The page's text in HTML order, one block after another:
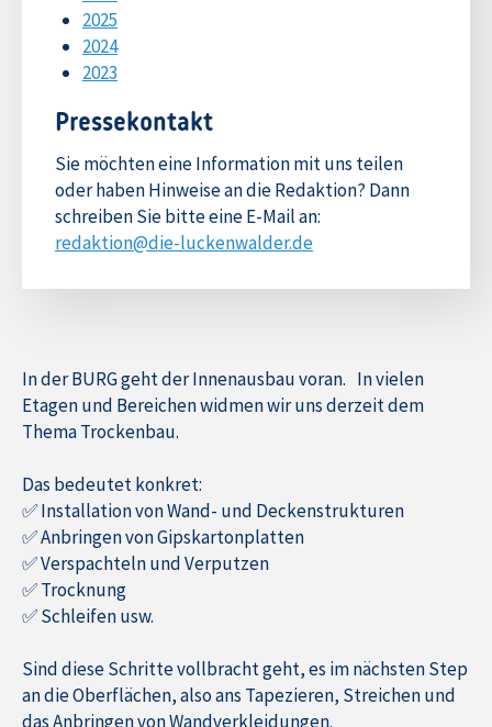
In der BURG geht der Innenausbau voran. In vielen
Etagen und Bereichen widmen wir uns derzeit dem
Thema Trockenbau.
Das bedeutet konkret:
✅ Installation von Wand- und Deckenstrukturen
✅ Anbringen von Gipskartonplatten
✅ Verspachteln und Verputzen
✅ Trocknung
✅ Schleifen usw.
Sind diese Schritte vollbracht geht, es im nächsten Step
an die Oberflächen, also ans Tapezieren, Streichen und
das Anbringen von Wandverkleidungen.
2025
2024
2023
Pressekontakt
Sie möchten eine Information mit uns teilen
oder haben Hinweise an die Redaktion? Dann
schreiben Sie bitte eine E-Mail an:
redaktion@die-luckenwalder.de